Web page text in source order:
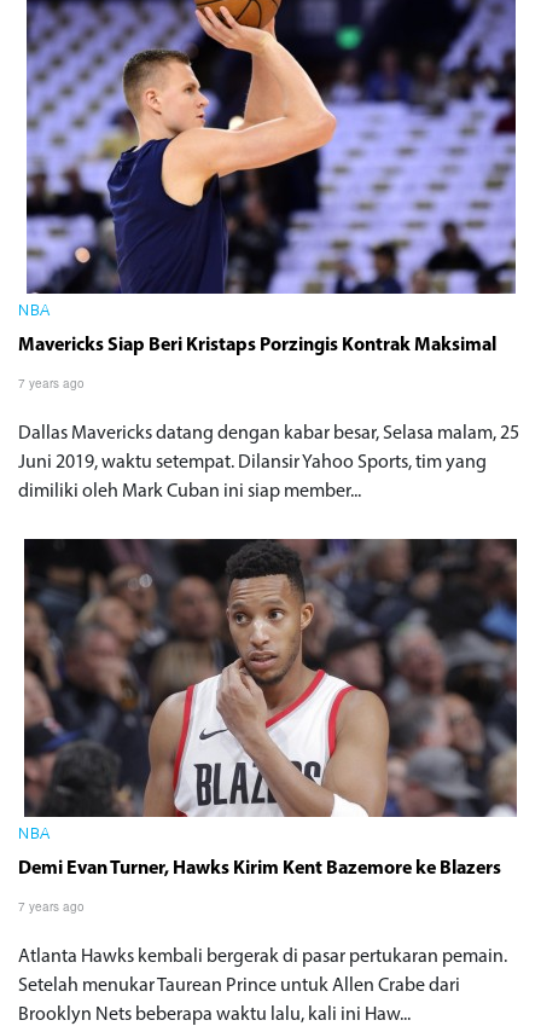
NBA
Mavericks Siap Beri Kristaps Porzingis Kontrak Maksimal
7 years ago
Dallas Mavericks datang dengan kabar besar, Selasa malam, 25
Juni 2019, waktu setempat. Dilansir Yahoo Sports, tim yang
dimiliki oleh Mark Cuban ini siap member...
NBA
Demi Evan Turner, Hawks Kirim Kent Bazemore ke Blazers
7 years ago
Atlanta Hawks kembali bergerak di pasar pertukaran pemain.
Setelah menukar Taurean Prince untuk Allen Crabe dari
Brooklyn Nets beberapa waktu lalu, kali ini Haw...